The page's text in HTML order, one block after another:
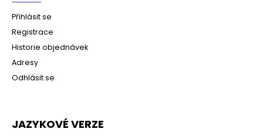
Přihlásit se
Registrace
Historie objednávek
Adresy
Odhlásit se
JAZYKOVÉ VERZE